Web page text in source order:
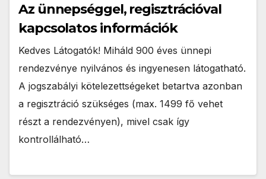
Az ünnepséggel, regisztrációval
kapcsolatos információk
Kedves Látogatók! Miháld 900 éves ünnepi
rendezvénye nyilvános és ingyenesen látogatható.
A jogszabályi kötelezettségeket betartva azonban
a regisztráció szükséges (max. 1499 fő vehet
részt a rendezvényen), mivel csak így
kontrollálható…